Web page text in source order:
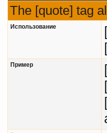
The [quote] tag
Использование
Пример